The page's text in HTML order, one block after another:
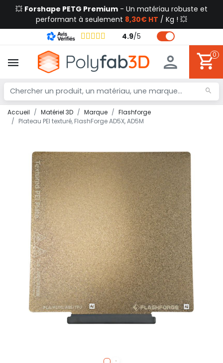
💥 Forshape PETG Premium - Un matériau robuste et
performant à seulement 8,30€ HT / Kg ! 💥
4.9/5
0
Accueil Matériel 3D Marque
Flashforge
Plateau PEI texturé, FlashForge AD5X, AD5M